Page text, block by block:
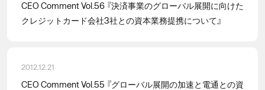
CEO Comment Vol.56 『決済事業のグローバル展開に向けた
クレジットカード会社3社との資本業務提携について』
2012.12.21
CEO Comment Vol.55 『グローバル展開の加速と電通との資